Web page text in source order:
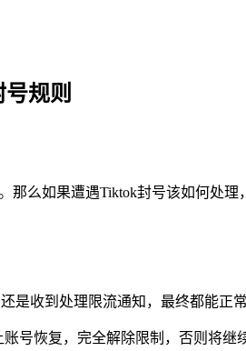
规则
么如果遭遇Tiktok封号该如何处理
是收到处理限流通知，最终都能正常
号恢复，完全解除限制，否则将继